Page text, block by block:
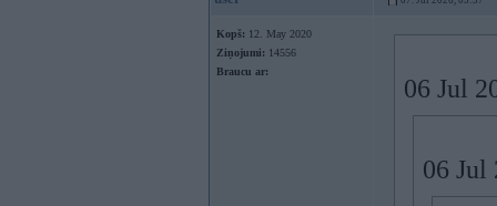
Kopš: 12. May 2020
Ziņojumi: 14556
Braucu ar:
06 Jul
06 Jul